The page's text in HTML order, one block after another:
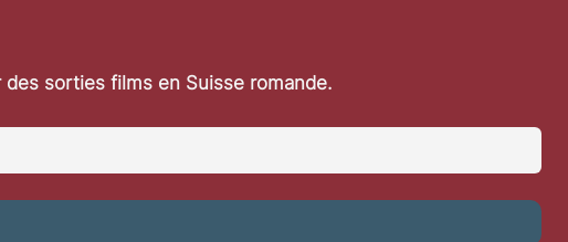
sorties films en Suisse romande.